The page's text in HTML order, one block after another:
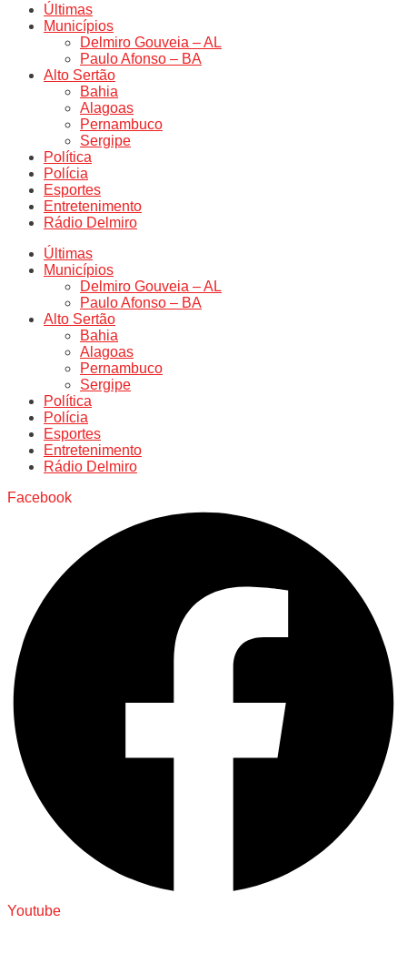
Últimas
Municípios
Delmiro Gouveia – AL
Paulo Afonso – BA
Alto Sertão
Bahia
Alagoas
Pernambuco
Sergipe
Política
Polícia
Esportes
Entretenimento
Rádio Delmiro
Últimas
Municípios
Delmiro Gouveia – AL
Paulo Afonso – BA
Alto Sertão
Bahia
Alagoas
Pernambuco
Sergipe
Política
Polícia
Esportes
Entretenimento
Rádio Delmiro
Facebook
Youtube